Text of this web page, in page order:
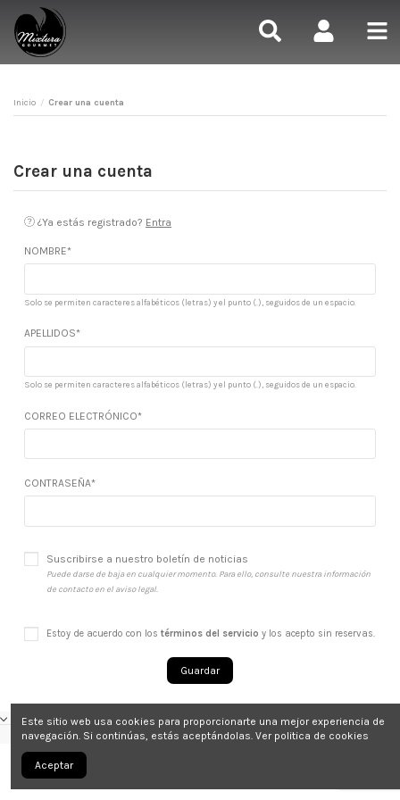
Inicio Crear una cuenta
Crear una cuenta
¿Ya estás registrado? Entra
NOMBRE*
Solo se permiten caracteres alfabéticos (letras) y el punto (.), seguidos de un espacio.
APELLIDOS*
Solo se permiten caracteres alfabéticos (letras) y el punto (.), seguidos de un espacio.
CORREO ELECTRÓNICO*
CONTRASEÑA*
Suscribirse a nuestro boletín de noticias
Puede darse de baja en cualquier momento. Para ello, consulte nuestra información
de contacto en el aviso legal.
Estoy de acuerdo con los términos del servicio y los acepto sin reservas.
Guardar
CONTACTO
Este sitio web usa cookies para proporcionarte una mejor experiencia de
navegación. Si continúas, estás aceptándolas. Ver politica de cookies
Aceptar